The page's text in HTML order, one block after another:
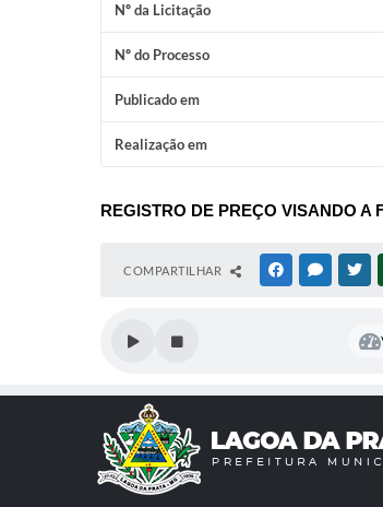
Nº da Licitação
Nº do Processo
Publicado em
Realização em
REGISTRO DE PREÇO VISANDO A
COMPARTILHAR FACEBOOK